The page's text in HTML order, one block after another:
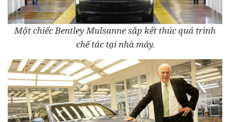
Một chiếc Bentley Mulsanne sắp kết thúc quá trình
chế tác tại nhà máy.